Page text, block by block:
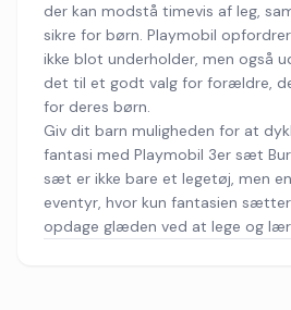
der kan modstå timevis af leg,
sikre for børn. Playmobil
ikke blot underholder, men også
det til et godt valg for forældre,
for deres børn.
Giv dit barn muligheden for at
fantasi med Playmobil 3er sæt
sæt er ikke bare et legetøj, men
eventyr, hvor kun fantasien
opdage glæden ved at lege og